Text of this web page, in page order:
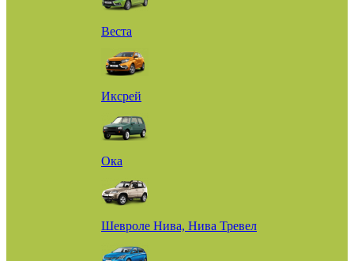
Веста
Иксрей
Ока
Шевроле Нива, Нива Тревел